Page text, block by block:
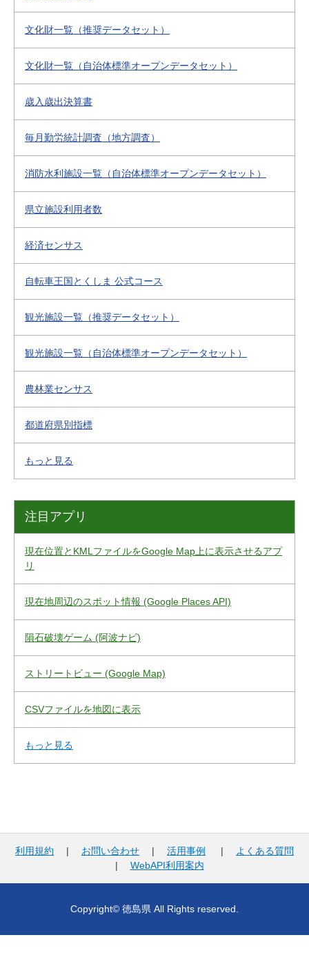
文化財一覧（推奨データセット）
文化財一覧（自治体標準オープンデータセット）
歳入歳出決算書
毎月勤労統計調査（地方調査）
消防水利施設一覧（自治体標準オープンデータセット）
県立施設利用者数
経済センサス
自転車王国とくしま 公式コース
観光施設一覧（推奨データセット）
観光施設一覧（自治体標準オープンデータセット）
農林業センサス
都道府県別指標
もっと見る
注目アプリ
現在位置とKMLファイルをGoogle Map上に表示させるアプ
リ
現在地周辺のスポット情報 (Google Places API)
隕石破壊ゲーム (阿波ナビ)
ストリートビュー (Google Map)
CSVファイルを地図に表示
もっと見る
利用規約 | お問い合わせ | 活用事例 |
よくある質問
| WebAPI利用案内
Copyright© 徳島県 All Rights reserved.